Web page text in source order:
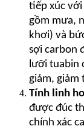
tiếp xúc
gồm mưa,
khơi) và
sợi carbon
lưỡi tuabin
giảm, giảm
Tính linh
được đúc
chính xác